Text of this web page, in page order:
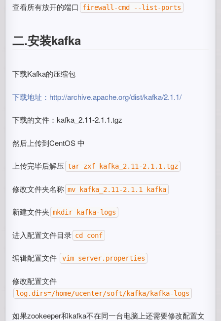
查看所有放开的端口 firewall-cmd --list-ports
二.安装kafka
下载Kafka的压缩包
下载地址： http://archive.apache.org/dist/kafka/2.1.1/
下载的文件：kafka_2.11-2.1.1.tgz
然后上传到CentOS 中
上传完毕后解压 tar zxf kafka_2.11-2.1.1.tgz
修改文件夹名称 mv kafka_2.11-2.1.1 kafka
新建文件夹 mkdir kafka-logs
进入配置文件目录 cd conf
编辑配置文件 vim server.properties
修改配置文件
log.dirs=/home/ucenter/soft/kafka/kafka-logs
如果zookeeper和kafka不在同一台电脑上还需要修改配置文